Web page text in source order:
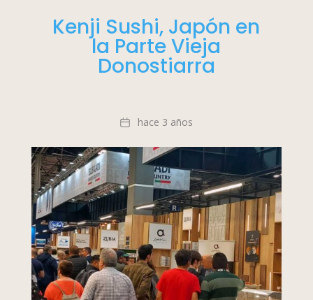
Kenji Sushi, Japón en
la Parte Vieja
Donostiarra
Fechahace 3 años